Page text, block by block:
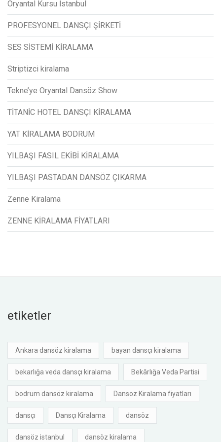
Oryantal Kursu İstanbul
PROFESYONEL DANSÇI ŞİRKETİ
SES SİSTEMİ KİRALAMA
Striptizci kiralama
Tekne’ye Oryantal Dansöz Show
TİTANİC HOTEL DANSÇI KİRALAMA
YAT KİRALAMA BODRUM
YILBAŞI FASIL EKİBİ KİRALAMA
YILBAŞI PASTADAN DANSÖZ ÇIKARMA
Zenne Kiralama
ZENNE KİRALAMA FİYATLARI
etiketler
Ankara dansöz kiralama bayan dansçı kiralama
bekarlığa veda dansçı kiralama Bekârlığa Veda Partisi
bodrum dansöz kiralama Dansoz Kiralama fiyatları
dansçı Dansçı Kiralama dansöz
dansöz istanbul dansöz kiralama